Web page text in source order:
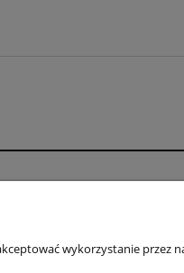
O firmie
wykorzystanie przez